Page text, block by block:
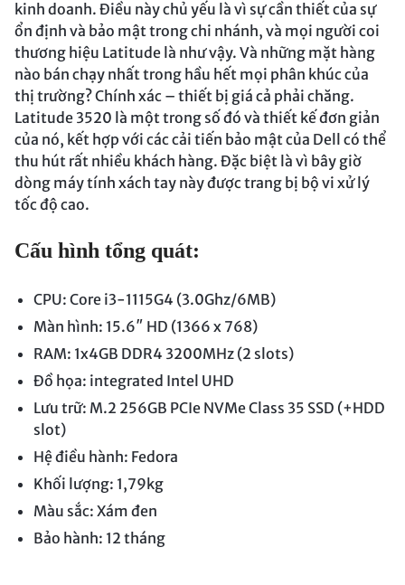
kinh doanh. Điều này chủ yếu là vì sự cần thiết của sự
ổn định và bảo mật trong chi nhánh, và mọi người coi
thương hiệu Latitude là như vậy. Và những mặt hàng
nào bán chạy nhất trong hầu hết mọi phân khúc của
thị trường? Chính xác – thiết bị giá cả phải chăng.
Latitude 3520 là một trong số đó và thiết kế đơn giản
của nó, kết hợp với các cải tiến bảo mật của Dell có thể
thu hút rất nhiều khách hàng. Đặc biệt là vì bây giờ
dòng máy tính xách tay này được trang bị bộ vi xử lý
tốc độ cao.
Cấu hình tổng quát:
CPU: Core i3-1115G4 (3.0Ghz/6MB)
Màn hình: 15.6″ HD (1366 x 768)
RAM: 1x4GB DDR4 3200MHz (2 slots)
Đồ họa: integrated Intel UHD
Lưu trữ: M.2 256GB PCIe NVMe Class 35 SSD (+HDD
slot)
Hệ điều hành: Fedora
Khối lượng: 1,79kg
Màu sắc: Xám đen
Bảo hành: 12 tháng